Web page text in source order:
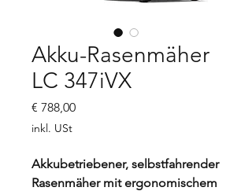
Akku-Rasenmäher
LC 347iVX
€ 788,00Preis
inkl. USt
Akkubetriebener, selbstfahrender
Rasenmäher mit ergonomischem